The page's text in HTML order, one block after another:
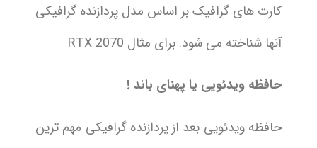
کارت های گرافیک بر اساس مدل پردازنده گرافیکی
آنها شناخته می شود. برای مثال RTX 2070
حافظه ویدئویی یا پهنای باند !
حافظه ویدئویی بعد از پردازنده گرافیکی مهم ترین